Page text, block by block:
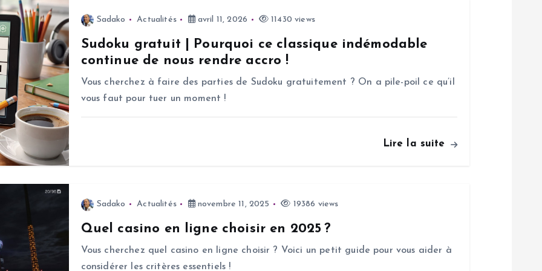
Sadako Actualités avril 11, 2026 11430 views
Sudoku gratuit | Pourquoi ce classique indémodable
continue de nous rendre accro !
Vous cherchez à faire des parties de Sudoku gratuitement ? On a pile-poil ce qu’il
vous faut pour tuer un moment !
Lire la suite
Sadako Actualités novembre 11, 2025 19386 views
Quel casino en ligne choisir en 2025 ?
Vous cherchez quel casino en ligne choisir ? Voici un petit guide pour vous aider à
considérer les critères essentiels !